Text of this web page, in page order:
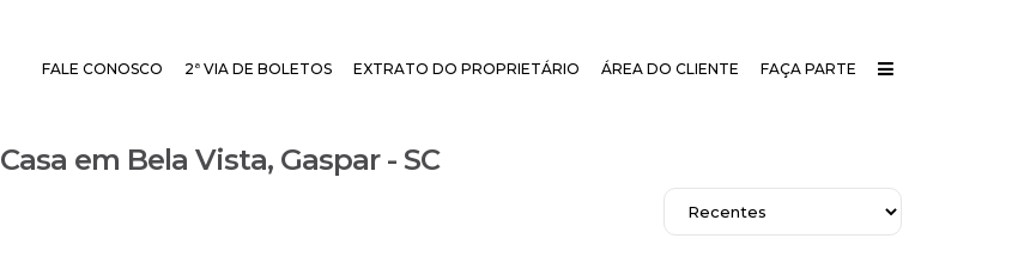
FAÇA PARTE
ÁREA DO CLIENTE
EXTRATO DO PROPRIETÁRIO
2ª VIA DE BOLETOS
FALE CONOSCO
Casa em Bela Vista, Gaspar - SC